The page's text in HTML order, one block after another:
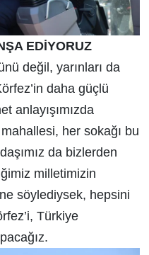
EDİYORUZ
değil, yarınları da
daha güçlü
anlayışımızda
mahallesi, her sokağı bu
da bizlerden
milletimizin
söylediysek, hepsini
Türkiye